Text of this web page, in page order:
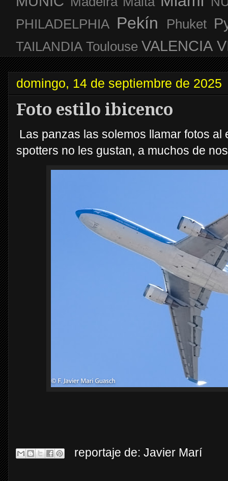
PHILADELPHIA Pekín Phuket
TAILANDIA Toulouse VALENCIA
domingo, 14 de septiembre de 2025
Foto estilo ibicenco
Las panzas las solemos llamar fotos
spotters no les gustan, a muchos de
reportaje de: Javier Marí